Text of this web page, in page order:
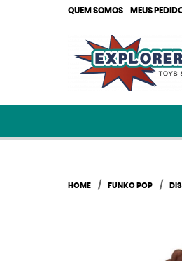
QUEM SOMOS MEUS
HOME FUNKO POP